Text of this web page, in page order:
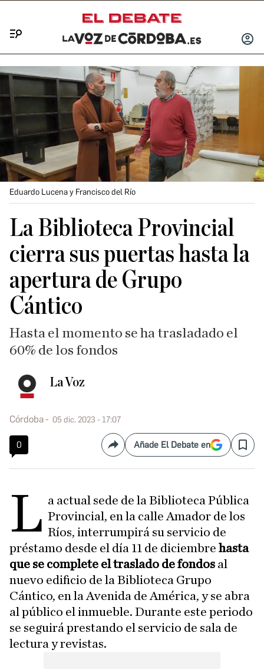
INICIAR
Eduardo Lucena y Francisco del Río
La Biblioteca Provincial
cierra sus puertas hasta la
apertura de Grupo
Cántico
Hasta el momento se ha trasladado el
60% de los fondos
La Voz
Córdoba 05 dic. 2023 - 17:07
0 CompartirAñade El Debate en Save
L a actual sede de la Biblioteca Pública
Provincial, en la calle Amador de los
Ríos, interrumpirá su servicio de
préstamo desde el día 11 de diciembre hasta
que se complete el traslado de fondos al
nuevo edificio de la Biblioteca Grupo
Cántico, en la Avenida de América, y se abra
al público el inmueble. Durante este periodo
se seguirá prestando el servicio de sala de
lectura y revistas.